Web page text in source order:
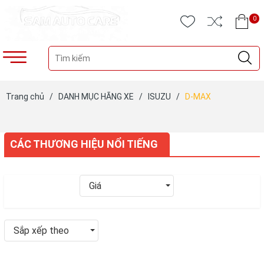
0
Trang chủ / DANH MỤC HÃNG XE / ISUZU / D-MAX
CÁC THƯƠNG HIỆU NỔI TIẾNG
Giá
Sắp xếp theo